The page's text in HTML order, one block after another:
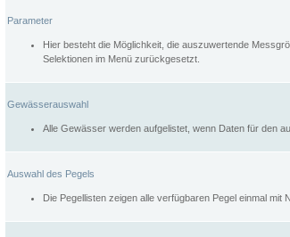
Parameter
Hier besteht die Möglichkeit, die auszuwertende
Selektionen im Menü zurückgesetzt.
Gewässerauswahl
Alle Gewässer werden aufgelistet, wenn Daten für den
Auswahl des Pegels
Die Pegellisten zeigen alle verfügbaren Pegel einmal mit